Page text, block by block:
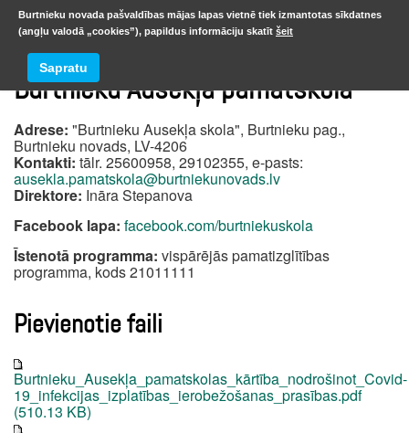
Burtnieku Ausekļa pamatskola
Adrese: "Burtnieku Ausekļa skola", Burtnieku pag.,
Burtnieku novads, LV-4206
Kontakti: tālr. 25600958, 29102355, e-pasts:
ausekla.pamatskola@burtniekunovads.lv
Direktore: Ināra Stepanova
Facebook lapa: facebook.com/burtniekuskola
Īstenotā programma: vispārējās pamatizglītības
programma, kods 21011111
Pievienotie faili
Burtnieku_Ausekļa_pamatskolas_kārtība_nodrošinot_Covid-
19_infekcijas_izplatības_ierobežošanas_prasības.pdf
(510.13 KB)
Burtnieku novada pašvaldības mājas lapas vietnē tiek izmantotas sīkdatnes
(angļu valodā „cookies”), papildus informāciju skatīt šeit
Sapratu